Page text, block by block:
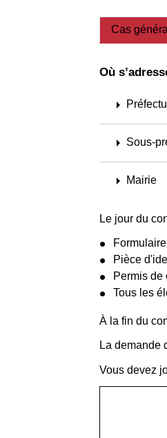
Cas général
Où
arrow_right
arrow_right Sous-
arrow_right Mairie
Le jour du
Pièce
Permis de
Tous les
À la fin du
La demande
Vous devez